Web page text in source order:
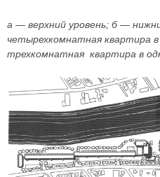
а — верхний уровень; б —
четырехкомнатная квартира
трехкомнатная квартира в